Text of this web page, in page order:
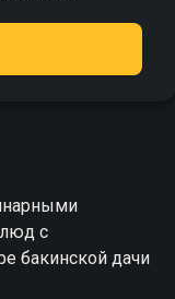
с
бакинской дачи